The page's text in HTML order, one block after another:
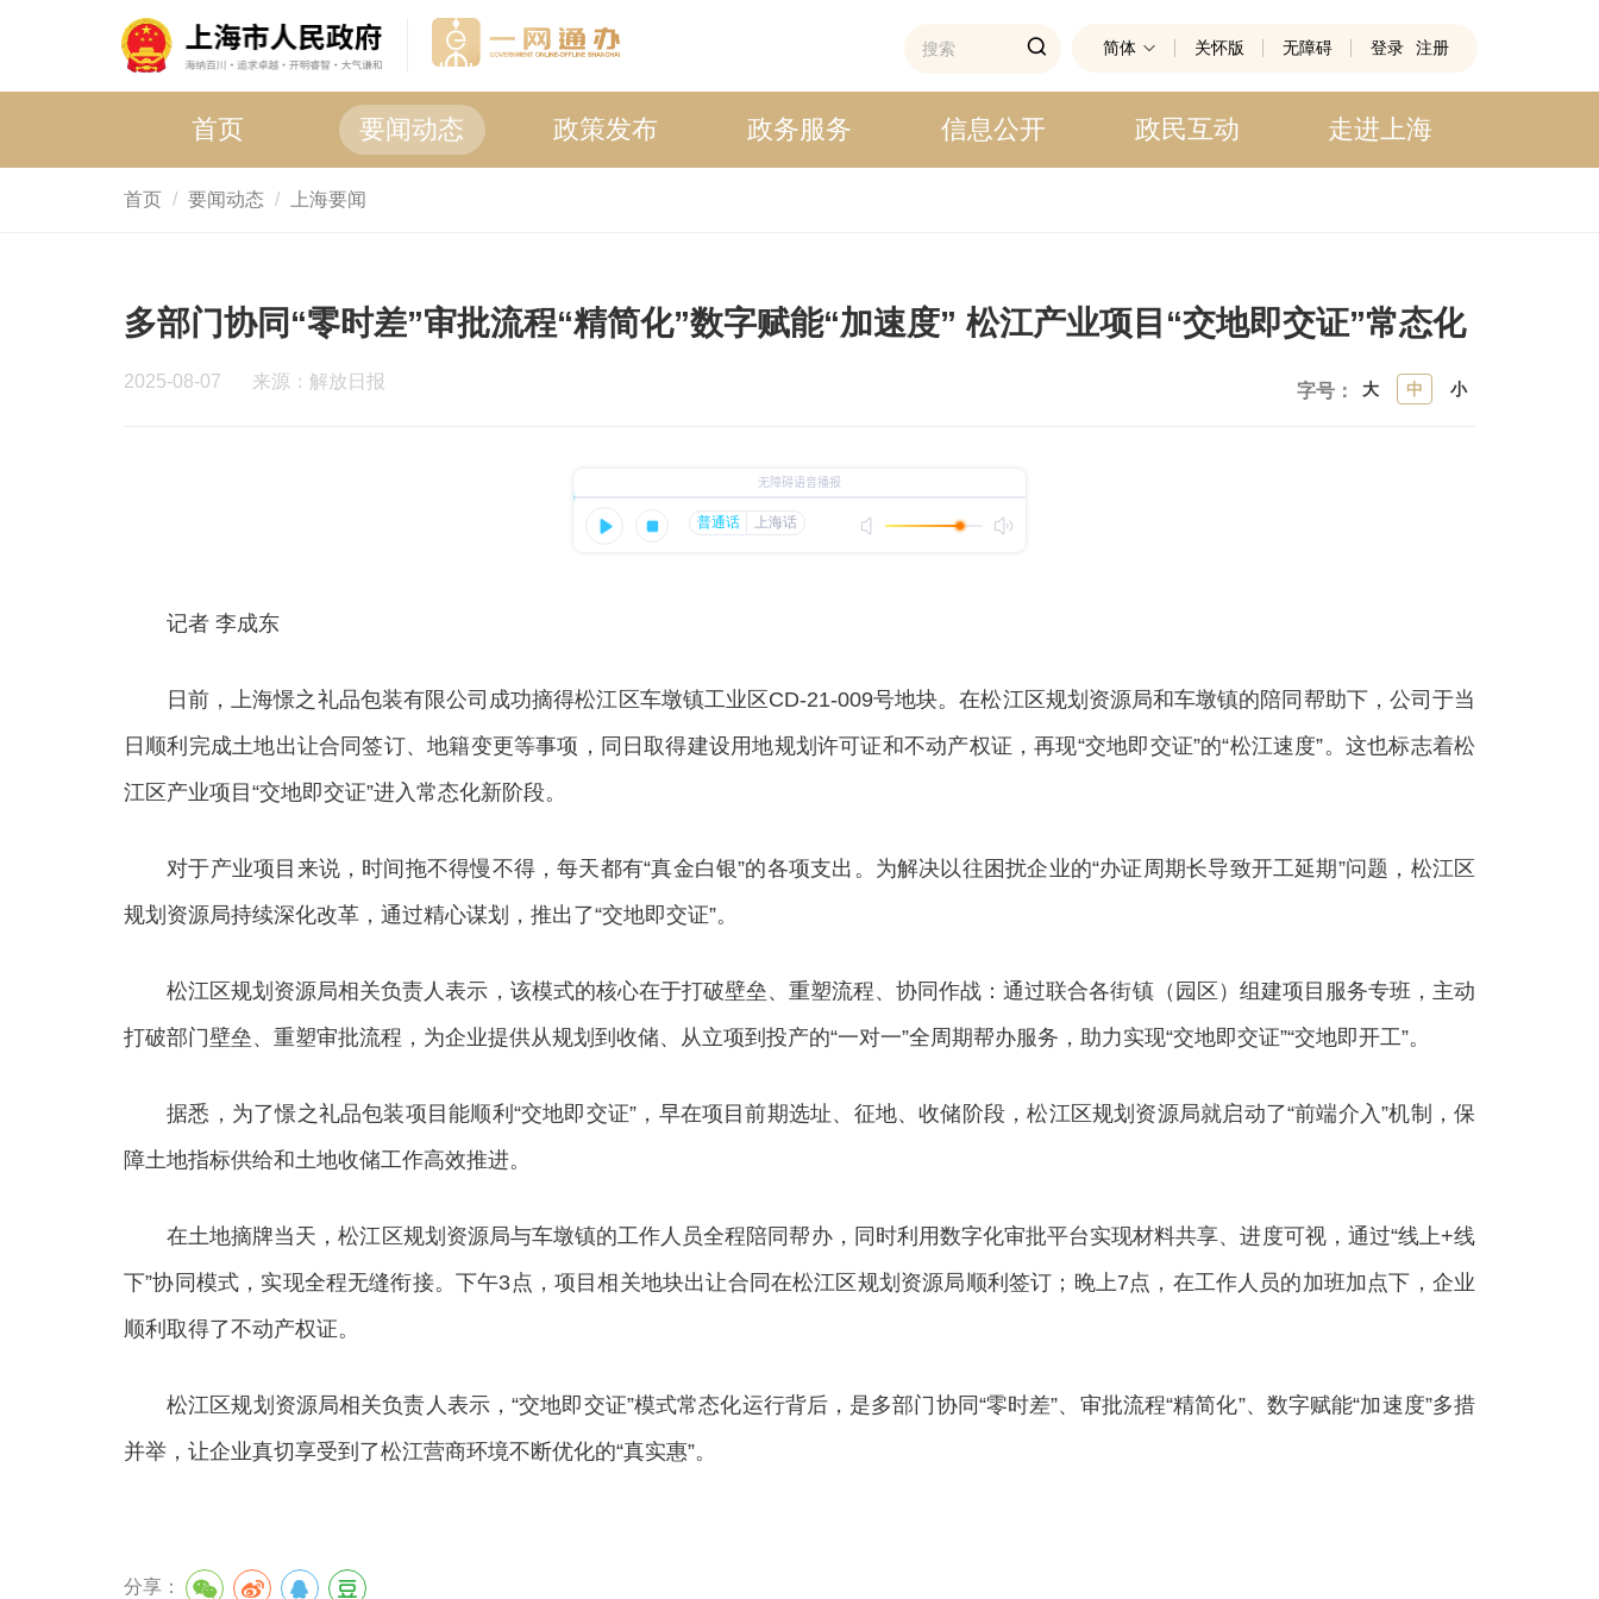
简体 关怀版 无障碍 登录 注册
首页 要闻动态 政策发布 政务服务 信息公开 政民互动 走进上海
首页 要闻动态 上海要闻
多部门协同“零时差”审批流程“精简化”数字赋能“加速度” 松江产业项目“交地即交证”常态化
2025-08-07 来源：解放日报 字号： 大 中 小
记者 李成东
日前，上海憬之礼品包装有限公司成功摘得松江区车墩镇工业区CD-21-009号地块。在松江区规划资源局和车墩镇的陪同帮助下，公司于当
日顺利完成土地出让合同签订、地籍变更等事项，同日取得建设用地规划许可证和不动产权证，再现“交地即交证”的“松江速度”。这也标志着松
江区产业项目“交地即交证”进入常态化新阶段。
对于产业项目来说，时间拖不得慢不得，每天都有“真金白银”的各项支出。为解决以往困扰企业的“办证周期长导致开工延期”问题，松江区
规划资源局持续深化改革，通过精心谋划，推出了“交地即交证”。
松江区规划资源局相关负责人表示，该模式的核心在于打破壁垒、重塑流程、协同作战：通过联合各街镇（园区）组建项目服务专班，主动
打破部门壁垒、重塑审批流程，为企业提供从规划到收储、从立项到投产的“一对一”全周期帮办服务，助力实现“交地即交证”“交地即开工”。
据悉，为了憬之礼品包装项目能顺利“交地即交证”，早在项目前期选址、征地、收储阶段，松江区规划资源局就启动了“前端介入”机制，保
障土地指标供给和土地收储工作高效推进。
在土地摘牌当天，松江区规划资源局与车墩镇的工作人员全程陪同帮办，同时利用数字化审批平台实现材料共享、进度可视，通过“线上+线
下”协同模式，实现全程无缝衔接。下午3点，项目相关地块出让合同在松江区规划资源局顺利签订；晚上7点，在工作人员的加班加点下，企业
顺利取得了不动产权证。
松江区规划资源局相关负责人表示，“交地即交证”模式常态化运行背后，是多部门协同“零时差”、审批流程“精简化”、数字赋能“加速度”多措
并举，让企业真切享受到了松江营商环境不断优化的“真实惠”。
分享：